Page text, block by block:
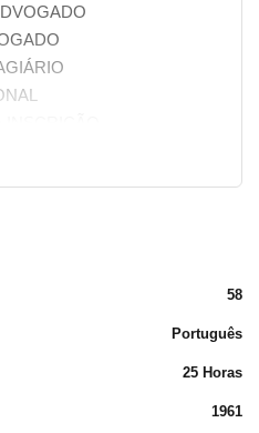
58
Português
25 Horas
1961